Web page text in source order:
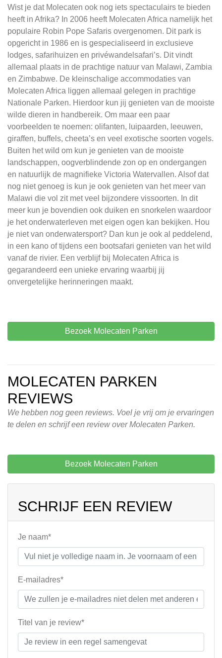
Wist je dat Molecaten ook nog iets spectaculairs te bieden
heeft in Afrika? In 2006 heeft Molecaten Africa namelijk het
populaire Robin Pope Safaris overgenomen. Dit park is
opgericht in 1986 en is gespecialiseerd in exclusieve
lodges, safarihuizen en privéwandelsafari’s. Dit vindt
allemaal plaats in de prachtige natuur van Malawi, Zambia
en Zimbabwe. De kleinschalige accommodaties van
Molecaten Africa liggen allemaal gelegen in prachtige
Nationale Parken. Hierdoor kun jij genieten van de mooiste
wilde dieren in handbereik. Om maar een paar
voorbeelden te noemen: olifanten, luipaarden, leeuwen,
giraffen, buffels, cheeta’s en veel exotische soorten vogels.
Buiten het wild om kun je genieten van de mooiste
landschappen, oogverblindende zon op en ondergangen
en natuurlijk de magnifieke Victoria Watervallen. Alsof dat
nog niet genoeg is kun je ook genieten van het meer van
Malawi die vol zit met veel bijzondere vissoorten. In dit
meer kun je bovendien ook duiken en snorkelen waardoor
je het onderwaterleven met eigen ogen kan bekijken. Hou
je niet van onderwatersport? Dan kun je ook al peddelend,
in een kano of tijdens een bootsafari genieten van het wild
vanaf de rivier. Een verblijf bij Molecaten Africa is
gegarandeerd een unieke ervaring waarbij jij
onvergetelijke herinneringen maakt.
Bezoek Molecaten Parken
MOLECATEN PARKEN
REVIEWS
We hebben nog geen reviews. Voel je vrij om je ervaringen
te delen en schrijf een review over Molecaten Parken.
Bezoek Molecaten Parken
SCHRIJF EEN REVIEW
Je naam*
E-mailadres*
Titel van je review*